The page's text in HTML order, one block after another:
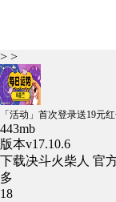
> >
「活动」首次登录送19元
443mb
版本v17.10.6
下载决斗火柴人 官
多
18